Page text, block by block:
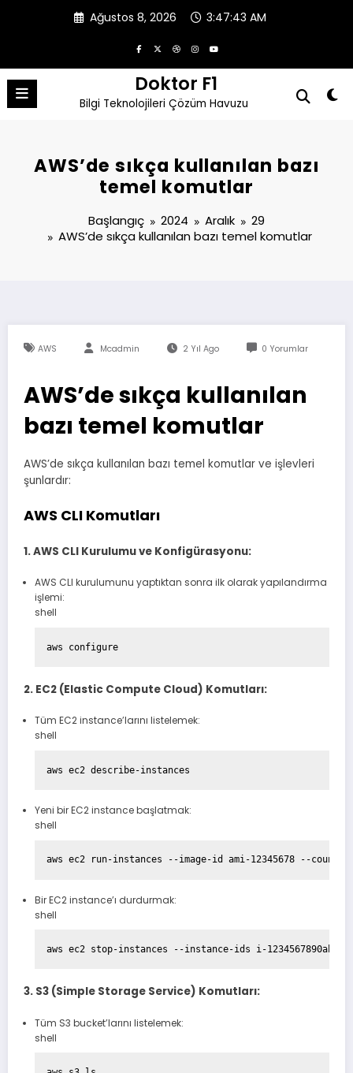
Ağustos 8, 2026 3:47:44 AM
Doktor F1
Bilgi Teknolojileri Çözüm Havuzu
AWS’de sıkça kullanılan bazı
temel komutlar
Başlangıç 2024 Aralık
29
AWS’de sıkça kullanılan bazı temel komutlar
AWS Mcadmin 2 Yıl Ago 0 Yorumlar
AWS’de sıkça kullanılan
bazı temel komutlar
AWS’de sıkça kullanılan bazı temel komutlar ve işlevleri
şunlardır:
AWS CLI Komutları
1. AWS CLI Kurulumu ve Konfigürasyonu:
AWS CLI kurulumunu yaptıktan sonra ilk olarak yapılandırma
işlemi:
shell
2. EC2 (Elastic Compute Cloud) Komutları:
Tüm EC2 instance’larını listelemek:
shell
Yeni bir EC2 instance başlatmak:
shell
Bir EC2 instance’ı durdurmak:
shell
3. S3 (Simple Storage Service) Komutları:
Tüm S3 bucket’larını listelemek:
shell